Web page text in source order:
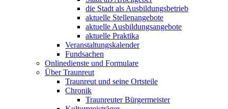
die Stadt als Ausbildungsbetrieb
aktuelle Stellenangebote
aktuelle Ausbildungsangebote
aktuelle Praktika
Veranstaltungskalender
Fundsachen
Onlinedienste und Formulare
Über Traunreut
Traunreut und seine Ortsteile
Chronik
Traunreuter Bürgermeister